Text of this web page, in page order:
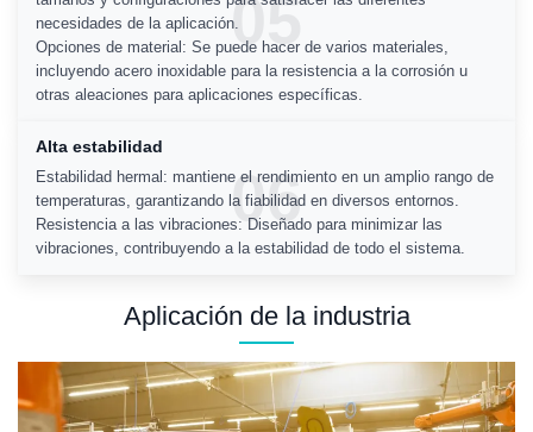
necesidades de la aplicación.
Opciones de material: Se puede hacer de varios materiales,
incluyendo acero inoxidable para la resistencia a la corrosión u
otras aleaciones para aplicaciones específicas.
05
Alta estabilidad
Estabilidad hermal: mantiene el rendimiento en un amplio rango de
temperaturas, garantizando la fiabilidad en diversos entornos.
Resistencia a las vibraciones: Diseñado para minimizar las
vibraciones, contribuyendo a la estabilidad de todo el sistema.
06
Aplicación de la industria